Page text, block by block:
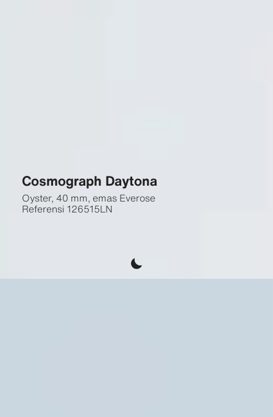
Cosmograph Daytona
Oyster, 40 mm, emas Everose
Referensi 126515LN